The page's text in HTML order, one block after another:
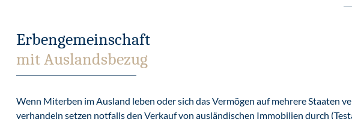
Erbengemeinschaft
mit Auslandsbezug
Wenn Miterben im Ausland leben oder sich das Vermögen auf mehrere Staaten
verhandeln setzen notfalls den Verkauf von ausländischen Immobilien durch